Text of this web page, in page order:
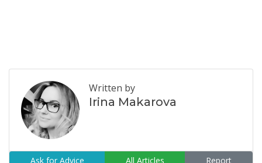
Written by
Irina Makarova
Ask for Advice All Articles Report